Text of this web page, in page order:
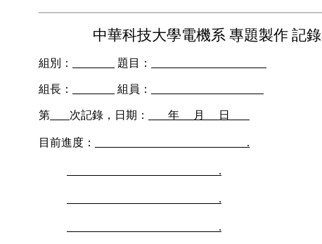
中華科技大學電機系 專題製作 記
組別： 題目：
組長： 組員：
第 次記錄，日期： 年 月 日
目前進度： .
.
.
.